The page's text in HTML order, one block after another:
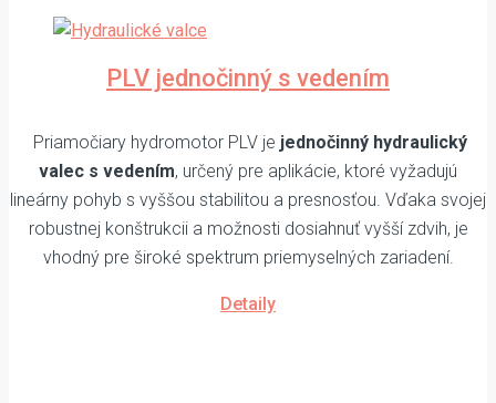
PLV jednočinný s vedením
Priamočiary hydromotor PLV je jednočinný hydraulický
valec s vedením, určený pre aplikácie, ktoré vyžadujú
lineárny pohyb s vyššou stabilitou a presnosťou. Vďaka svojej
robustnej konštrukcii a možnosti dosiahnuť vyšší zdvih, je
vhodný pre široké spektrum priemyselných zariadení.
Detaily